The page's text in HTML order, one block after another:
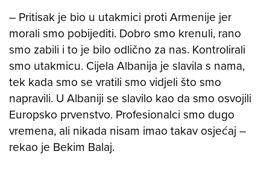
– Pritisak je bio u utakmici proti Armenije jer
morali smo pobijediti. Dobro smo krenuli, rano
smo zabili i to je bilo odlično za nas. Kontrolirali
smo utakmicu. Cijela Albanija je slavila s nama,
tek kada smo se vratili smo vidjeli što smo
napravili. U Albaniji se slavilo kao da smo osvojili
Europsko prvenstvo. Profesionalci smo dugo
vremena, ali nikada nisam imao takav osjećaj –
rekao je Bekim Balaj.